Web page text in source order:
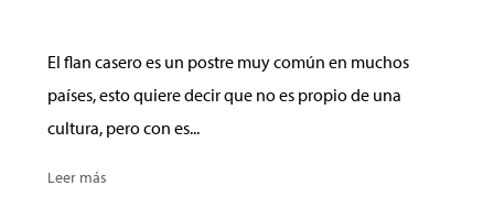
El flan casero es un postre muy común en muchos
países, esto quiere decir que no es propio de una
cultura, pero con es...
Leer más